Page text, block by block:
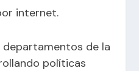
internet.
de la
políticas